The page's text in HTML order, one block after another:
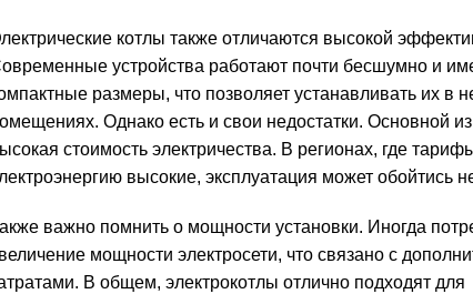
котлы также отличаются высокой
устройства работают почти бесшумно и
размеры, что позволяет устанавливать их в
Однако есть и свои недостатки. Основной
стоимость электричества. В регионах, где
высокие, эксплуатация может обойтись
важно помнить о мощности установки. Иногда
мощности электросети, что связано с
В общем, электрокотлы отлично подходят для